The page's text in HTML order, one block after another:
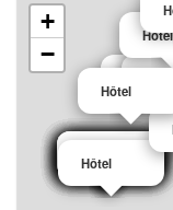
Salons
Hôtel
Hôtel
Hôtel
+
−